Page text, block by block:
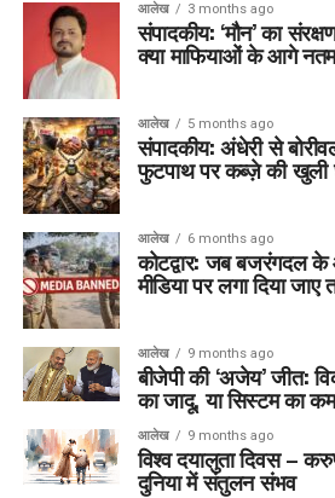
आलेख 3 months ago
संपादकीय: ‘मौन’ का
क्या माफियाओं के आगे
आलेख 5 months ago
संपादकीय: अंधेरी से
फुटपाथ पर कब्ज़े की
आलेख 6 months ago
कोटद्वार: जब बजरंगदल
मीडिया पर लगा दिया जाए
आलेख 9 months ago
बीजेपी की ‘अजेय’ जीत:
का जादू, या सिस्टम का
आलेख 9 months ago
विश्व दयालुता दिवस –
दुनिया में संतुलन संभव